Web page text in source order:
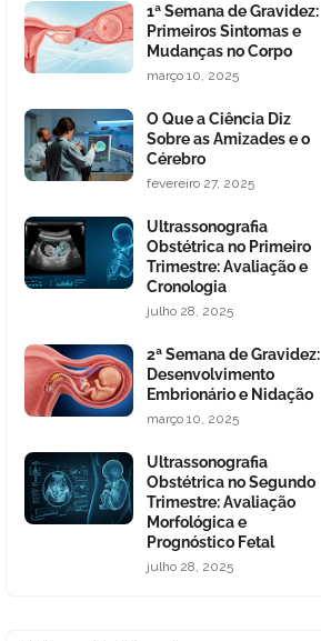
1ª Semana de Gravidez:
Primeiros Sintomas e
Mudanças no Corpo
março 10, 2025
O Que a Ciência Diz
Sobre as Amizades e o
Cérebro
fevereiro 27, 2025
Ultrassonografia
Obstétrica no Primeiro
Trimestre: Avaliação e
Cronologia
julho 28, 2025
2ª Semana de Gravidez:
Desenvolvimento
Embrionário e Nidação
março 10, 2025
Ultrassonografia
Obstétrica no Segundo
Trimestre: Avaliação
Morfológica e
Prognóstico Fetal
julho 28, 2025